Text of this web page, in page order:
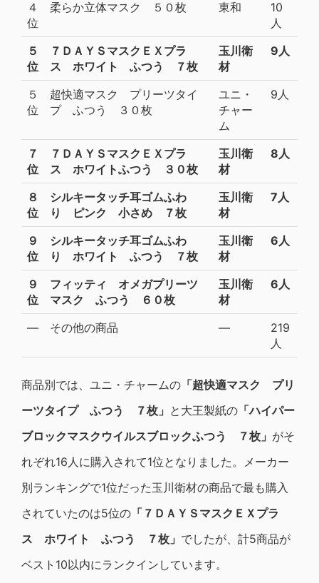
４
位
柔らか立体マスク ５０枚 東和
10
人
５
位
７ＤＡＹＳマスクＥＸプラ
ス ホワイト ふつう ７枚
玉川衛
材
9人
５
位
超快適マスク プリーツタイ
プ ふつう ３０枚
ユニ・
チャー
ム
9人
７
位
７ＤＡＹＳマスクＥＸプラ
ス ホワイトふつう ３０枚
玉川衛
材
8人
８
位
シルキータッチ耳ゴムふわ
り ピンク 小さめ ７枚
玉川衛
材
7人
９
位
シルキータッチ耳ゴムふわ
り ホワイト ふつう ７枚
玉川衛
材
6人
９
位
フィッティ オメガプリーツ
マスク ふつう ６０枚
玉川衛
材
6人
― その他の商品 ―
219
人
商品別では、ユニ・チャームの 「超快適マスク プリ
ーツタイプ ふつう ７枚」 と大王製紙の 「ハイパー
ブロックマスクウイルスブロックふつう ７枚」 がそ
れぞれ16人に購入されて1位となりました。メーカー
別ランキングで1位だった玉川衛材の商品で最も購入
されていたのは5位の 「７ＤＡＹＳマスクＥＸプラ
ス ホワイト ふつう ７枚」 でしたが、計5商品が
ベスト10以内にランクインしています。